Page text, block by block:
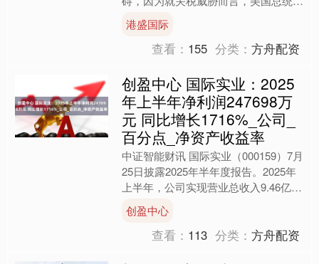
纳德・特朗普 “雷声大，雨点小”。 然
而，无论特朗普最终决....
港盛国际
查看： 155 分类：方舟配资
创盈中心 国际实业：2025
年上半年净利润247698万
元 同比增长1716%_公司_
百分点_净资产收益率
中证智能财讯 国际实业（000159）7月
25日披露2025年半年度报告。2025年
上半年，公司实现营业总收入9.46亿
元，同比下降49.96%；归母净利润
24....
创盈中心
查看： 113 分类：方舟配资